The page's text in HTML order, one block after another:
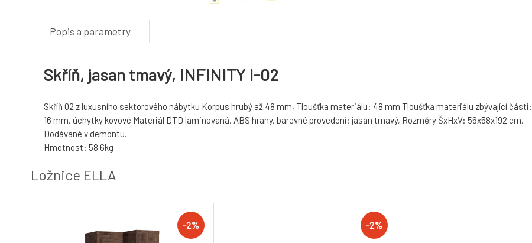
Popis a parametry
Skříň, jasan tmavý, INFINITY I-02
Skříň 02 z luxusního sektorového nábytku Korpus hrubý až 48 mm, Tloušťka materiálu: 48 mm Tloušťka materiálu zbývající části:
16 mm, úchytky kovové Materiál DTD laminovaná, ABS hrany, barevné provedení: jasan tmavý, Rozměry ŠxHxV: 56x58x192 cm.
Dodávané v demontu.
Hmotnost: 58.6kg
Ložnice ELLA
-2% -2%